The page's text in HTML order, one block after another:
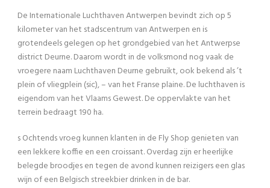
De Internationale Luchthaven Antwerpen bevindt zich op 5
kilometer van het stadscentrum van Antwerpen en is
grotendeels gelegen op het grondgebied van het Antwerpse
district Deurne. Daarom wordt in de volksmond nog vaak de
vroegere naam Luchthaven Deurne gebruikt, ook bekend als ’t
plein of vliegplein (sic), – van het Franse plaine. De luchthaven is
eigendom van het Vlaams Gewest. De oppervlakte van het
terrein bedraagt 190 ha.
s Ochtends vroeg kunnen klanten in de Fly Shop genieten van
een lekkere koffie en een croissant. Overdag zijn er heerlijke
belegde broodjes en tegen de avond kunnen reizigers een glas
wijn of een Belgisch streekbier drinken in de bar.